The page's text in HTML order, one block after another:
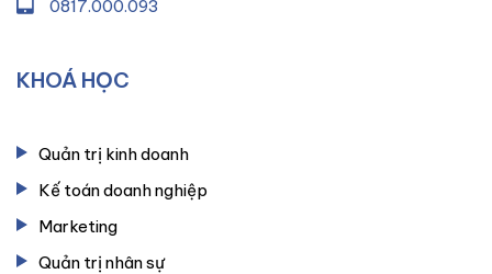
0817.000.093
KHOÁ HỌC
Quản trị kinh doanh
Kế toán doanh nghiệp
Marketing
Quản trị nhân sự